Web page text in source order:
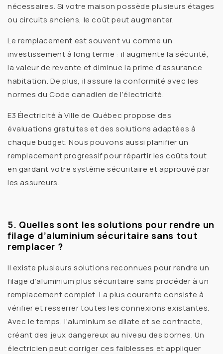
nécessaires. Si votre maison possède plusieurs étages
ou circuits anciens, le coût peut augmenter.
Le remplacement est souvent vu comme un
investissement à long terme : il augmente la sécurité,
la valeur de revente et diminue la prime d’assurance
habitation. De plus, il assure la conformité avec les
normes du Code canadien de l’électricité.
E3 Électricité àVille de Québec propose des
évaluations gratuites et des solutions adaptées à
chaque budget. Nous pouvons aussi planifier un
remplacement progressifpour répartir les coûts tout
en gardant votre système sécuritaire et approuvé par
les assureurs.
5. Quelles sont les solutions pour rendre un
filage d’aluminium sécuritaire sans tout
remplacer ?
Il existe plusieurs solutions reconnues pour rendre un
filage d’aluminium plus sécuritaire sans procéder à un
remplacement complet. La plus courante consiste à
vérifier et resserrer toutes les connexions existantes.
Avec le temps, l’aluminium se dilate et se contracte,
créant des jeux dangereux au niveau des bornes. Un
électricien peut corriger ces faiblesses et appliquer